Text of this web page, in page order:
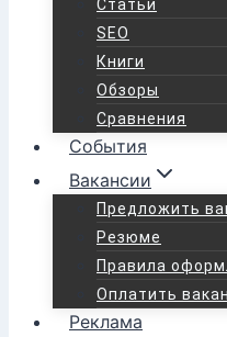
Статьи
SEO
Книги
Обзоры
Сравнения
События
Вакансии
Предложить
Резюме
Правила
Оплатить
Реклама